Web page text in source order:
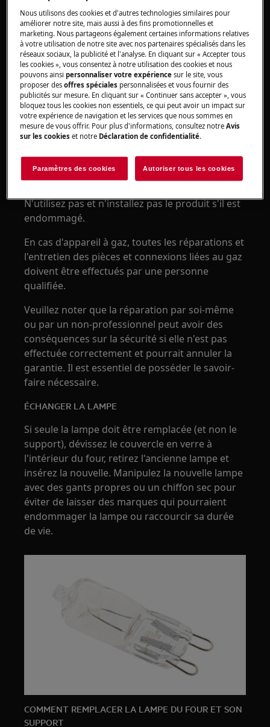
ATTENTION !NE CONVIENT PAS AUX ENFANTS
Gardez toutes les petites pièces et l'emballage
hors de portée des enfants de moins de 3 ans
en raison du risque d'étouffement. L'installation
et l'utilisation doivent être effectuées par des
adultes uniquement.
pour son usage prévu et vérifiez qu'il est une
pièce compatible avec le produit concerné.
N'utilisez pas et n'installez pas le produit s'il est
endommagé.
En cas d'appareil à gaz, toutes les réparations et
l'entretien des pièces et connexions liées au gaz
doivent être effectués par une personne
qualifiée.
Veuillez noter que la réparation par soi-même
ou par un non-professionnel peut avoir des
conséquences sur la sécurité si elle n'est pas
effectuée correctement et pourrait annuler la
garantie. Il est essentiel de posséder le savoir-
faire nécessaire.
ÉCHANGER LA LAMPE
Si seule la lampe doit être remplacée (et non le
support), dévissez le couvercle en verre à
l'intérieur du four, retirez l'ancienne lampe et
insérez la nouvelle. Manipulez la nouvelle lampe
avec des gants propres ou un chiffon sec pour
éviter de laisser des marques qui pourraient
endommager la lampe ou raccourcir sa durée
de vie.
COMMENT REMPLACER LA LAMPE DU FOUR ET SON
SUPPORT
Nous utilisons des cookies et d'autres technologies similaires pour
améliorer notre site, mais aussi à des fins promotionnelles et
marketing. Nous partageons également certaines informations relatives
à votre utilisation de notre site avec nos partenaires spécialisés dans les
réseaux sociaux, la publicité et l'analyse. En cliquant sur « Accepter tous
les cookies », vous consentez à notre utilisation des cookies et nous
pouvons ainsipersonnaliser votre expériencesur le site, vous
proposer desoffres spéciales personnalisées et vous fournir des
publicités sur mesure. En cliquant sur « Continuer sans accepter », vous
bloquez tous les cookies non essentiels, ce qui peut avoir un impact sur
votre expérience de navigation et les services que nous sommes en
mesure de vous offrir. Pour plus d'informations, consultez notreAvis
sur les cookies et notre Déclaration de confidentialité.
Paramètres des cookies Autoriser tous les cookies